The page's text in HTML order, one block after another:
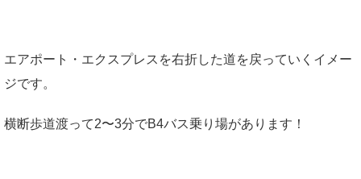
エアポート・エクスプレスを右折した道を戻っていくイメー
ジです。
横断歩道渡って2〜3分でB4バス乗り場があります！